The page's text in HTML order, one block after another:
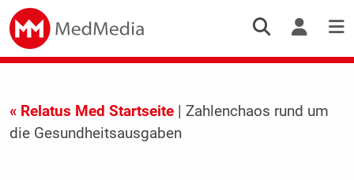
« Relatus Med Startseite| Zahlenchaos rund um
die Gesundheitsausgaben